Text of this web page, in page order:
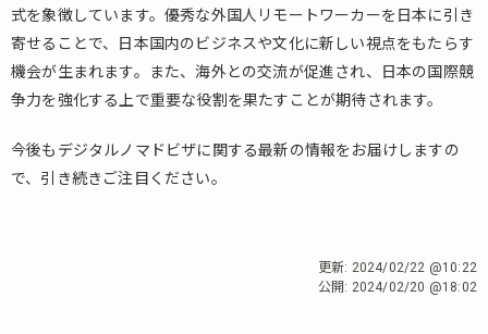
式を象徴しています。優秀な外国人リモートワーカーを日本に引き
寄せることで、日本国内のビジネスや文化に新しい視点をもたらす
機会が生まれます。また、海外との交流が促進され、日本の国際競
争力を強化する上で重要な役割を果たすことが期待されます。
今後もデジタルノマドビザに関する最新の情報をお届けしますの
で、引き続きご注目ください。
更新: 2024/02/22 @10:22
公開: 2024/02/20 @18:02